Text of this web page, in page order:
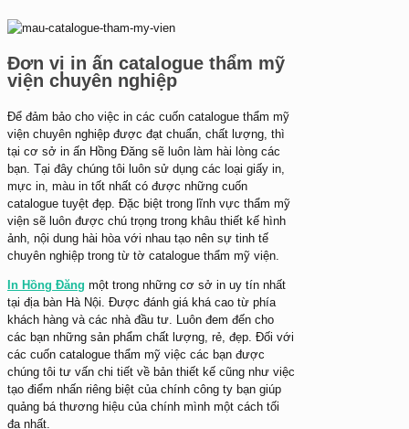
Đơn vị in ấn catalogue thẩm mỹ
viện chuyên nghiệp
Để đảm bảo cho việc in các cuốn catalogue thẩm mỹ
viện chuyên nghiệp được đạt chuẩn, chất lượng, thì
tại cơ sở in ấn Hồng Đăng sẽ luôn làm hài lòng các
bạn. Tại đây chúng tôi luôn sử dụng các loại giấy in,
mực in, màu in tốt nhất có được những cuốn
catalogue tuyệt đẹp. Đặc biệt trong lĩnh vực thẩm mỹ
viện sẽ luôn được chú trọng trong khâu thiết kế hình
ảnh, nội dung hài hòa với nhau tạo nên sự tinh tế
chuyên nghiệp trong từ tờ catalogue thẩm mỹ viện.
In Hồng Đăng một trong những cơ sở in uy tín nhất
tại địa bàn Hà Nội. Được đánh giá khá cao từ phía
khách hàng và các nhà đầu tư. Luôn đem đến cho
các bạn những sản phẩm chất lượng, rẻ, đẹp. Đối với
các cuốn catalogue thẩm mỹ việc các bạn được
chúng tôi tư vấn chi tiết về bản thiết kế cũng như việc
tạo điểm nhấn riêng biệt của chính công ty bạn giúp
quảng bá thương hiệu của chính mình một cách tối
đa nhất.